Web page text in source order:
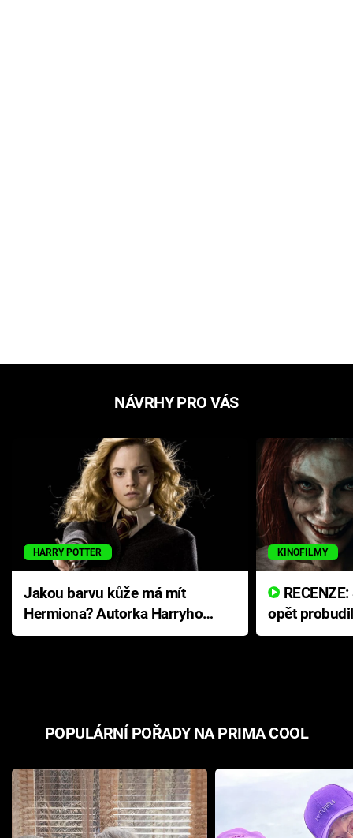
NÁVRHY PRO VÁS
HARRY POTTER
Jakou barvu kůže má mít
Hermiona? Autorka Harryho
Pottera přišla s ráznou
KINOFILMY
opět
přichází s
POPULÁRNÍ POŘADY NA PRIMA COOL